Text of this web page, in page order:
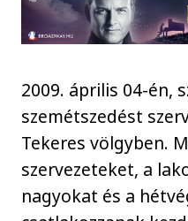
2009. április 04-én,
szemétszedést
Tekeres völgyben.
szervezeteket, a
nagyokat és a